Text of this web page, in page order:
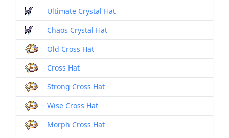
Ultimate Crystal Hat
Chaos Crystal Hat
Old Cross Hat
Cross Hat
Strong Cross Hat
Wise Cross Hat
Morph Cross Hat